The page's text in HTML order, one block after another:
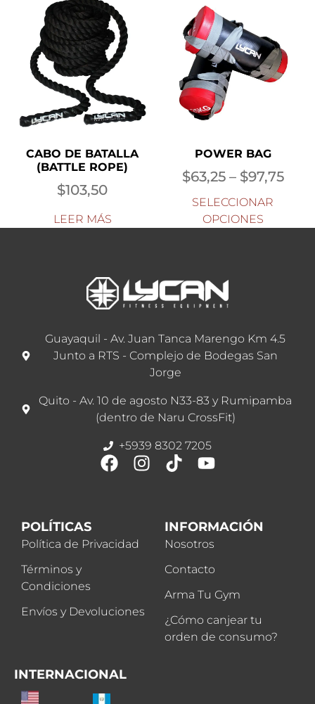
CABO DE BATALLA
(BATTLE ROPE)
$103,50
LEER MÁS
POWER BAG
$63,25 – $97,75
SELECCIONAR
OPCIONES
Guayaquil - Av. Juan Tanca Marengo Km 4.5
Junto a RTS - Complejo de Bodegas San
Jorge
Quito - Av. 10 de agosto N33-83 y Rumipamba
(dentro de Naru CrossFit)
+5939 8302 7205
POLÍTICAS
Política de Privacidad
Términos y
Condiciones
Envíos y Devoluciones
INFORMACIÓN
Nosotros
Contacto
Arma Tu Gym
¿Cómo canjear tu
orden de consumo?
INTERNACIONAL